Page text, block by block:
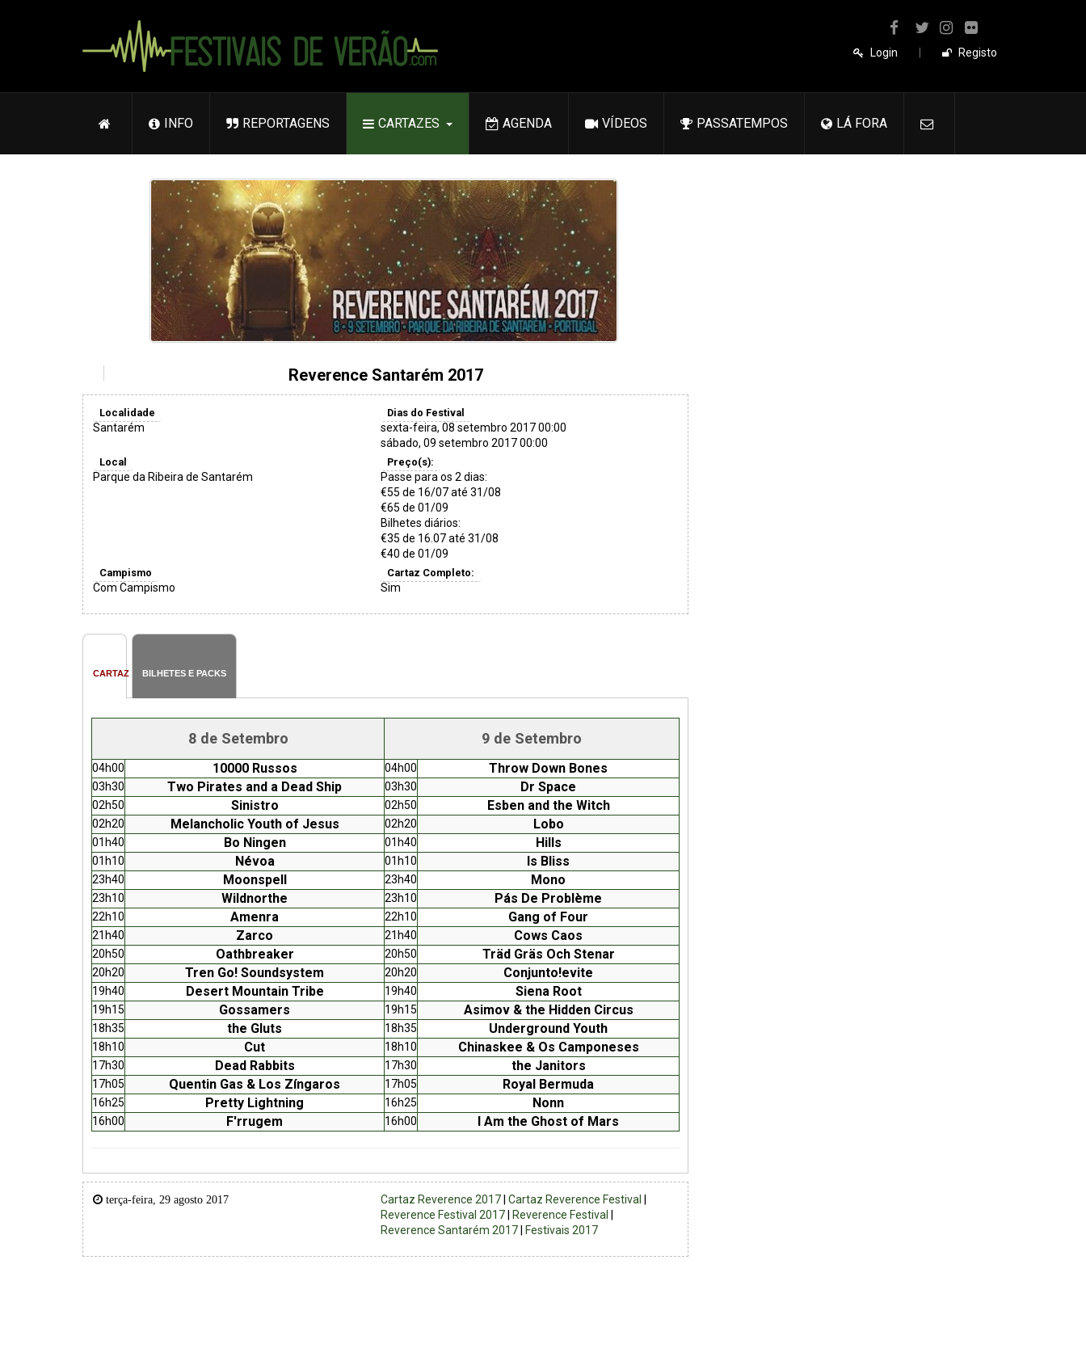
Login Registo
INFO REPORTAGENS CARTAZES AGENDA VÍDEOS PASSATEMPOS LÁ FORA
Reverence Santarém 2017
Localidade
Santarém
Dias do Festival
sexta-feira, 08 setembro 2017 00:00
sábado, 09 setembro 2017 00:00
Local
Parque da Ribeira de Santarém
Preço(s):
Passe para os 2 dias:
€55 de 16/07 até 31/08
€65 de 01/09
Bilhetes diários:
€35 de 16.07 até 31/08
€40 de 01/09
Campismo
Com Campismo
Cartaz Completo:
Sim
CARTAZ BILHETES E PACKS
8 de Setembro 9 de Setembro
04h00 10000 Russos 04h00 Throw Down Bones
03h30 Two Pirates and a Dead Ship 03h30 Dr Space
02h50 Sinistro 02h50 Esben and the Witch
02h20 Melancholic Youth of Jesus 02h20 Lobo
01h40 Bo Ningen 01h40 Hills
01h10 Névoa 01h10 Is Bliss
23h40 Moonspell 23h40 Mono
23h10 Wildnorthe 23h10 Pás De Problème
22h10 Amenra 22h10 Gang of Four
21h40 Zarco 21h40 Cows Caos
20h50 Oathbreaker 20h50 Träd Gräs Och Stenar
20h20 Tren Go! Soundsystem 20h20 Conjunto!evite
19h40 Desert Mountain Tribe 19h40 Siena Root
19h15 Gossamers 19h15 Asimov & the Hidden Circus
18h35 the Gluts 18h35 Underground Youth
18h10 Cut 18h10 Chinaskee & Os Camponeses
17h30 Dead Rabbits 17h30 the Janitors
17h05 Quentin Gas & Los Zíngaros 17h05 Royal Bermuda
16h25 Pretty Lightning 16h25 Nonn
16h00 F'rrugem 16h00 I Am the Ghost of Mars
terça-feira, 29 agosto 2017 Cartaz Reverence 2017 |Cartaz Reverence Festival
Reverence Festival 2017
Reverence Festival
Reverence Santarém 2017
Festivais 2017